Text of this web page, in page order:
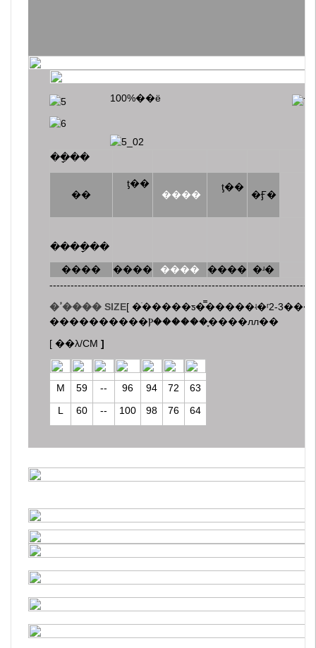
100%��ë
��ָ��
��
ƫ��
����
ƫ��
�Ӻ�
����ָ��
����
���� ���� ���� �ʴ�
�ߴ���� SIZE[ �ֹ�����ƽ�̿�����ʵ�ʳߴ�֮�����2-3CM��������
����������Ⲣ������֪����лл��
[ ��λ/CM ]
M 59 -- 96 94 72
63
L
60 -- 100 98 76 64